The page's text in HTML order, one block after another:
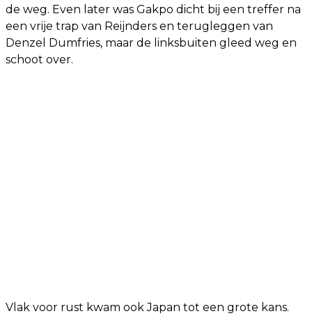
de weg. Even later was Gakpo dicht bij een treffer na
een vrije trap van Reijnders en terugleggen van
Denzel Dumfries, maar de linksbuiten gleed weg en
schoot over.
Vlak voor rust kwam ook Japan tot een grote kans.